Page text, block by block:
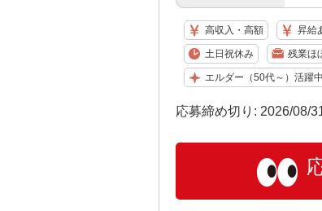
高収入・高額 昇給
土日祝休み 残業ほ
エルダー（50代～）活躍中
応募締め切り: 2026/08/